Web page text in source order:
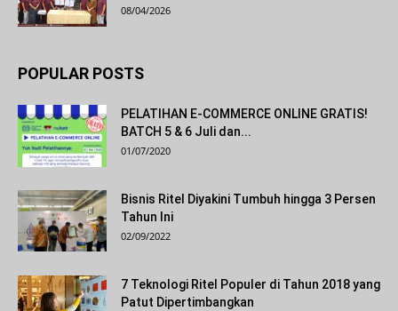
08/04/2026
POPULAR POSTS
PELATIHAN E-COMMERCE ONLINE GRATIS!
BATCH 5 & 6 Juli dan...
01/07/2020
Bisnis Ritel Diyakini Tumbuh hingga 3 Persen
Tahun Ini
02/09/2022
7 Teknologi Ritel Populer di Tahun 2018 yang
Patut Dipertimbangkan